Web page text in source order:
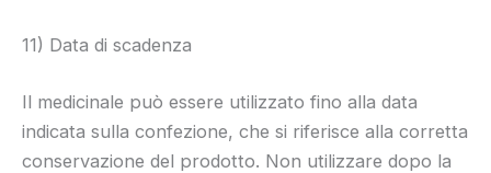
11) Data di scadenza
Il medicinale può essere utilizzato fino alla data
indicata sulla confezione, che si riferisce alla corretta
conservazione del prodotto. Non utilizzare dopo la